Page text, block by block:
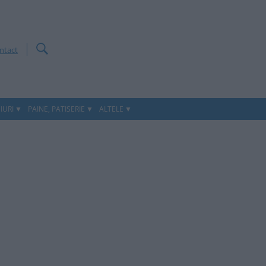
PAINE, PATISERIE ALTELE